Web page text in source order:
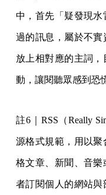
中，首先「疑發現
過的訊息，屬於不
放上相對應的主詞
動，讓閱聽眾感到恐
註6｜RSS（Really
源格式規範，用以
格文章、新聞、音樂
者訂閱個人的網站